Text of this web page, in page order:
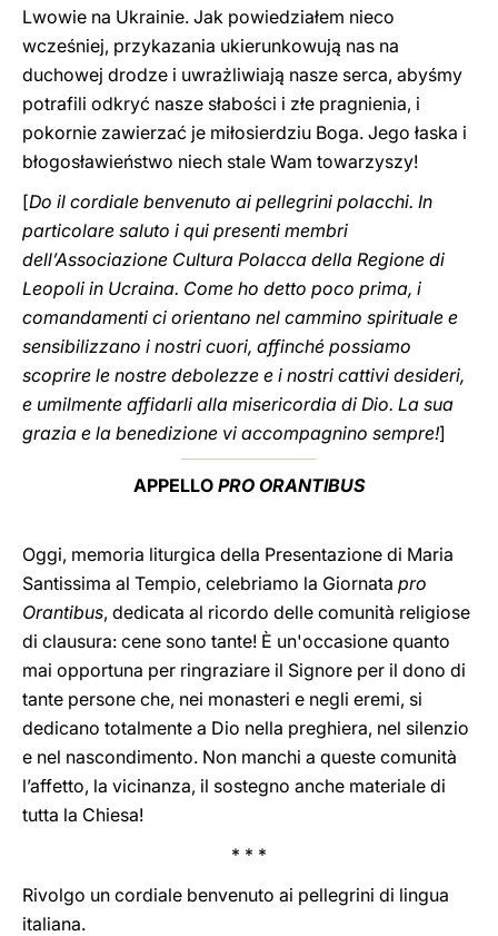
Lwowie na Ukrainie. Jak powiedziałem nieco
wcześniej, przykazania ukierunkowują nas na
duchowej drodze i uwrażliwiają nasze serca, abyśmy
potrafili odkryć nasze słabości i złe pragnienia, i
pokornie zawierzać je miłosierdziu Boga. Jego łaska i
błogosławieństwo niech stale Wam towarzyszy!
[Do il cordiale benvenuto ai pellegrini polacchi. In
particolare saluto i qui presenti membri
dell’Associazione Cultura Polacca della Regione di
Leopoli in Ucraina. Come ho detto poco prima, i
comandamenti ci orientano nel cammino spirituale e
sensibilizzano i nostri cuori, affinché possiamo
scoprire le nostre debolezze e i nostri cattivi desideri,
e umilmente affidarli alla misericordia di Dio. La sua
grazia e la benedizione vi accompagnino sempre!]
APPELLO PRO ORANTIBUS
Oggi, memoria liturgica della Presentazione di Maria
Santissima al Tempio, celebriamo la Giornata pro
Orantibus, dedicata al ricordo delle comunità religiose
di clausura: cene sono tante! È un'occasione quanto
mai opportuna per ringraziare il Signore per il dono di
tante persone che, nei monasteri e negli eremi, si
dedicano totalmente a Dio nella preghiera, nel silenzio
e nel nascondimento. Non manchi a queste comunità
l’affetto, la vicinanza, il sostegno anche materiale di
tutta la Chiesa!
* * *
Rivolgo un cordiale benvenuto ai pellegrini di lingua
italiana.